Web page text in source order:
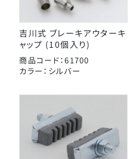
吉川式 ブレーキアウターキ
ャップ (10個入り)
商品コード：61700
カラー：シルバー